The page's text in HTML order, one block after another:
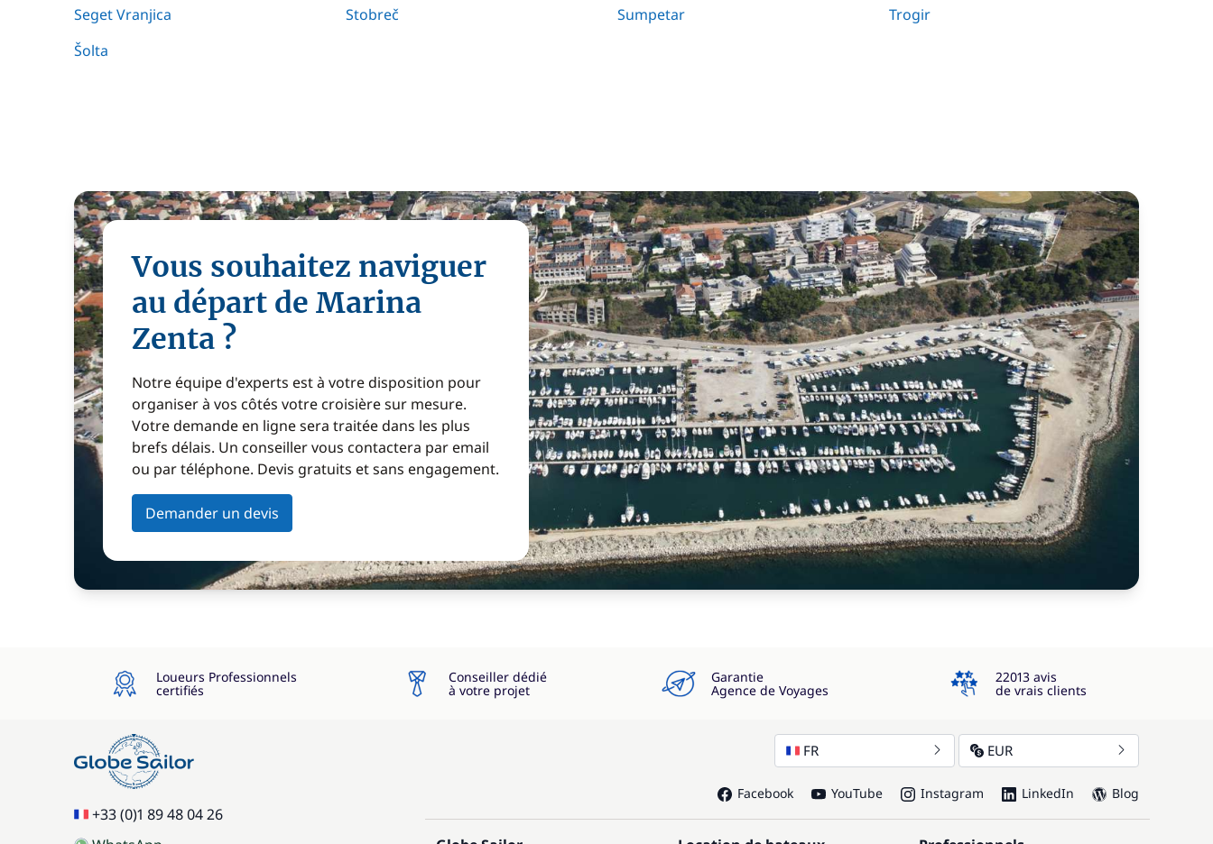
Seget Vranjica
Stobreč Sumpetar
Trogir
Šolta
Vous souhaitez naviguer
au départ de Marina
Zenta ?
Notre équipe d'experts est à votre disposition pour
organiser à vos côtés votre croisière sur mesure.
Votre demande en ligne sera traitée dans les plus
brefs délais. Un conseiller vous contactera par email
ou par téléphone. Devis gratuits et sans engagement.
Demander un devis
Loueurs Professionnels
certifiés
Conseiller dédié
à votre projet
Garantie
Agence de Voyages
4.3
22013 avis
de vrais clients
+33 (0)1 89 48 04 26
FR EUR
Facebook YouTube Instagram LinkedIn Blog